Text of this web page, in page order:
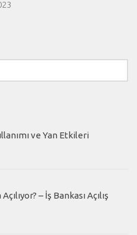
ve Yan Etkileri
– İş Bankası Açılış